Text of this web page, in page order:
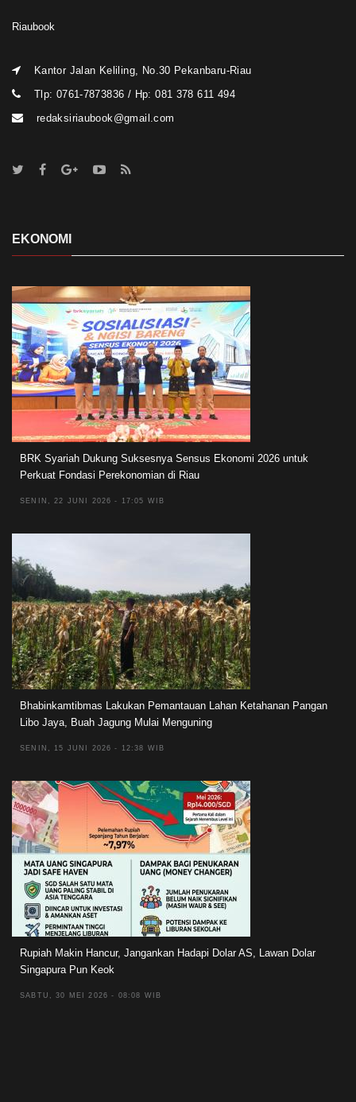
Riaubook
Kantor Jalan Keliling, No.30 Pekanbaru-Riau
Tlp: 0761-7873836 / Hp: 081 378 611 494
redaksiriaubook@gmail.com
EKONOMI
BRK Syariah Dukung Suksesnya Sensus Ekonomi 2026 untuk
Perkuat Fondasi Perekonomian di Riau
SENIN, 22 JUNI 2026 - 17:05 WIB
Bhabinkamtibmas Lakukan Pemantauan Lahan Ketahanan Pangan
Libo Jaya, Buah Jagung Mulai Menguning
SENIN, 15 JUNI 2026 - 12:38 WIB
Rupiah Makin Hancur, Jangankan Hadapi Dolar AS, Lawan Dolar
Singapura Pun Keok
SABTU, 30 MEI 2026 - 08:08 WIB